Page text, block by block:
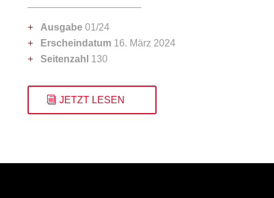
Ausgabe01/24
Erscheindatum16. März 2024
Seitenzahl 130
JETZT LESEN